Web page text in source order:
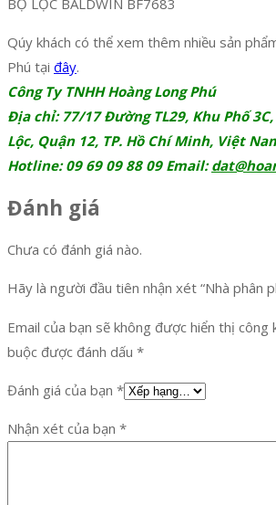
BỘ LỌC BALDWIN BF7683
Qúy khách có thể xem thêm nhiều sản
Phú tại đây.
Công Ty TNHH Hoàng Long Phú
Địa chỉ: 77/17 Đường TL29, Khu Phố
Lộc, Quận 12, TP. Hồ Chí Minh, Việt
Hotline: 09 69 09 88 09 Email:
Đánh giá
Chưa có đánh giá nào.
Hãy là người đầu tiên nhận xét “Nhà phân
Email của bạn sẽ không được hiển thị công
buộc được đánh dấu *
Đánh giá của bạn *
Nhận xét của bạn *